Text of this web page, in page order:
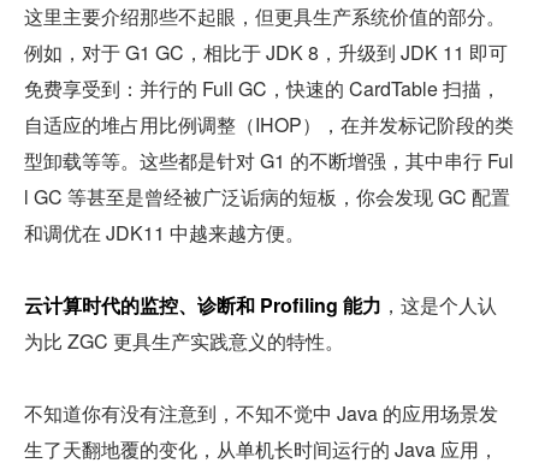
这里主要介绍那些不起眼，但更具生产系统价值的部分。
例如，对于 G1 GC，相比于 JDK 8，升级到 JDK 11 即可
免费享受到：并行的 Full GC，快速的 CardTable 扫描，
自适应的堆占用比例调整（IHOP），在并发标记阶段的类
型卸载等等。这些都是针对 G1 的不断增强，其中串行 Ful
l GC 等甚至是曾经被广泛诟病的短板，你会发现 GC 配置
和调优在 JDK11 中越来越方便。
云计算时代的监控、诊断和 Profiling 能力 ，这是个人认
为比 ZGC 更具生产实践意义的特性。
不知道你有没有注意到，不知不觉中 Java 的应用场景发
生了天翻地覆的变化，从单机长时间运行的 Java 应用，